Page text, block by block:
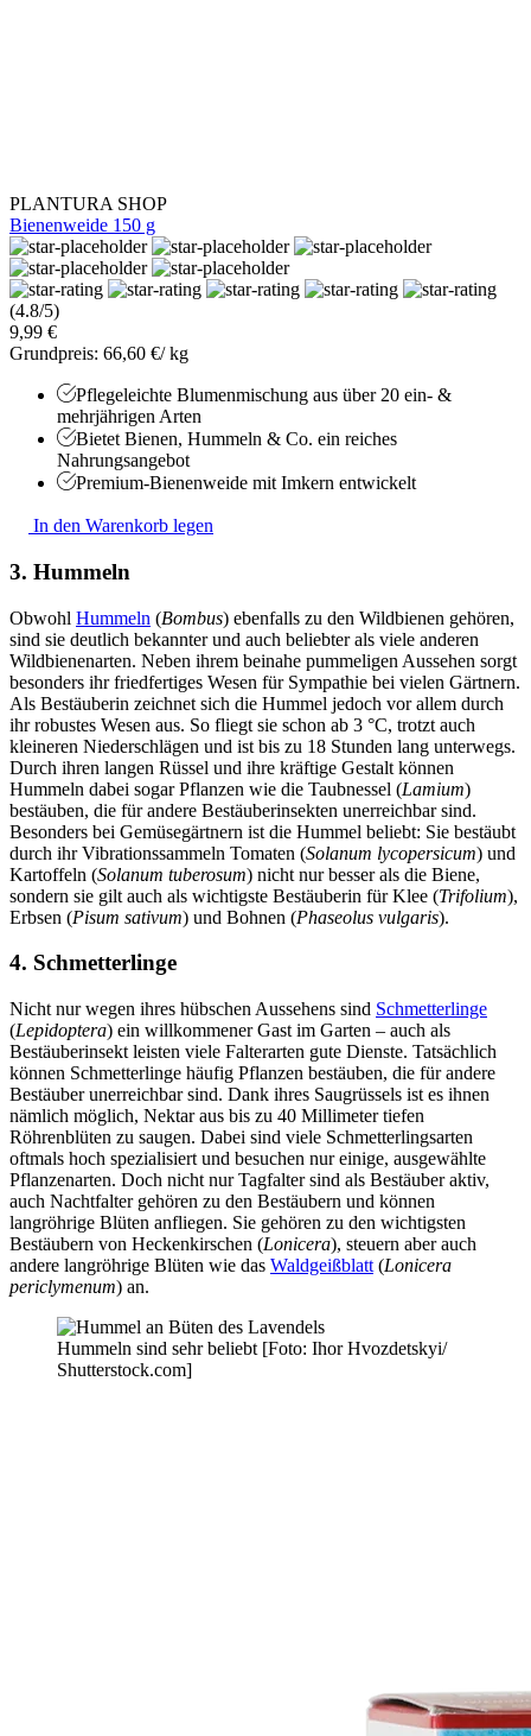
PLANTURA SHOP
Bienenweide 150 g
(4.8/5)
9,99 €
Grundpreis: 66,60 €/ kg
Pflegeleichte Blumenmischung aus über 20 ein- &
mehrjährigen Arten
Bietet Bienen, Hummeln & Co. ein reiches
Nahrungsangebot
Premium-Bienenweide mit Imkern entwickelt
In den Warenkorb legen
3. Hummeln
Obwohl Hummeln (Bombus) ebenfalls zu den Wildbienen gehören,
sind sie deutlich bekannter und auch beliebter als viele anderen
Wildbienenarten. Neben ihrem beinahe pummeligen Aussehen sorgt
besonders ihr friedfertiges Wesen für Sympathie bei vielen Gärtnern.
Als Bestäuberin zeichnet sich die Hummel jedoch vor allem durch
ihr robustes Wesen aus. So fliegt sie schon ab 3 °C, trotzt auch
kleineren Niederschlägen und ist bis zu 18 Stunden lang unterwegs.
Durch ihren langen Rüssel und ihre kräftige Gestalt können
Hummeln dabei sogar Pflanzen wie die Taubnessel (Lamium)
bestäuben, die für andere Bestäuberinsekten unerreichbar sind.
Besonders bei Gemüsegärtnern ist die Hummel beliebt: Sie bestäubt
durch ihr Vibrationssammeln Tomaten (Solanum lycopersicum) und
Kartoffeln (Solanum tuberosum) nicht nur besser als die Biene,
sondern sie gilt auch als wichtigste Bestäuberin für Klee (Trifolium),
Erbsen (Pisum sativum) und Bohnen (Phaseolus vulgaris).
4. Schmetterlinge
Nicht nur wegen ihres hübschen Aussehens sind Schmetterlinge
(Lepidoptera) ein willkommener Gast im Garten – auch als
Bestäuberinsekt leisten viele Falterarten gute Dienste. Tatsächlich
können Schmetterlinge häufig Pflanzen bestäuben, die für andere
Bestäuber unerreichbar sind. Dank ihres Saugrüssels ist es ihnen
nämlich möglich, Nektar aus bis zu 40 Millimeter tiefen
Röhrenblüten zu saugen. Dabei sind viele Schmetterlingsarten
oftmals hoch spezialisiert und besuchen nur einige, ausgewählte
Pflanzenarten. Doch nicht nur Tagfalter sind als Bestäuber aktiv,
auch Nachtfalter gehören zu den Bestäubern und können
langröhrige Blüten anfliegen. Sie gehören zu den wichtigsten
Bestäubern von Heckenkirschen (Lonicera), steuern aber auch
andere langröhrige Blüten wie das Waldgeißblatt (Lonicera
periclymenum) an.
Hummeln sind sehr beliebt [Foto: Ihor Hvozdetskyi/
Shutterstock.com]